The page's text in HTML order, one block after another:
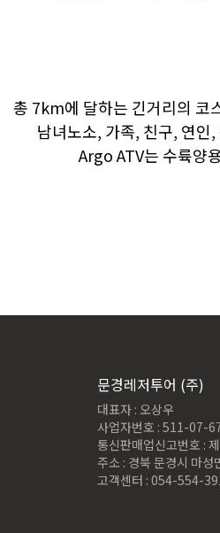
총 7km에 달하는 긴거리의 코
남녀노소, 가족, 친구, 연인
Argo ATV는 수륙양
문경레저투어 (주)
대표자 : 오상우
사업자번호 : 511-07-
통신판매업신고번호 :
주소 : 경북 문경시 마
고객센터 : 054-554-